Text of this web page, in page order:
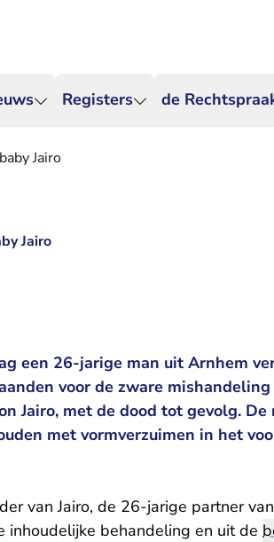
Registers de
Jairo
Jairo
een 26-jarige man uit Arnhem
voor de zware
Jairo, met de dood tot gevolg.
met vormverzuimen in het
van Jairo, de 26-jarige partner
inhoudelijke behandeling en uit de